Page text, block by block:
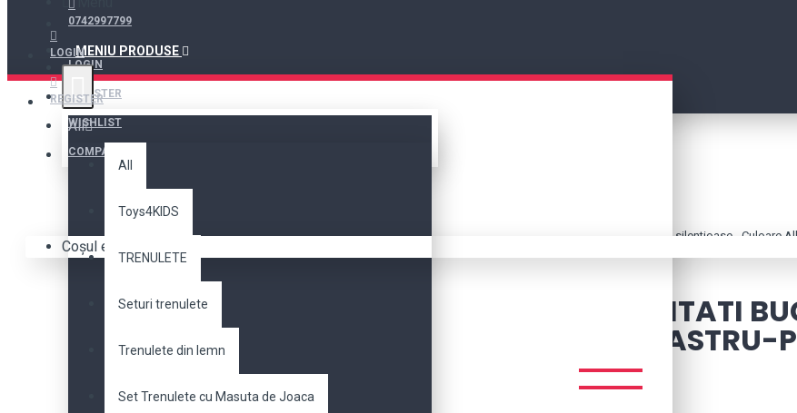
0742997799
LOGIN
REGISTER
WISHLIST
COMPARE
MENIU PRODUSE
All
All
Toys4KIDS
TRENULETE
Seturi trenulete
Trenulete din lemn
Set Trenulete cu Masuta de Joaca
Coșul este gol!
LOGIN
REGISTER
Antemergator din lemn cu multiactivitati Bucatarile Mobila cu roti silentioase - Culoare
ANTEMERGATOR DIN LEMN CU MULTIACTIVITATI
SILENTIOASE - CULOARE ALBASTRU-